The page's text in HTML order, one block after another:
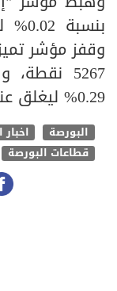
5267
0.29% ليغلق عند مستوى 1351 نقطة.
البورصة
قطاعات البورصة